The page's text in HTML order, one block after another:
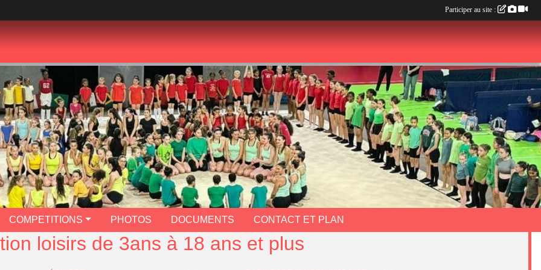
COMPETITIONS PHOTOS DOCUMENTS CONTACT ET PLAN
loisirs de 3ans à 18 ans et plus
Participer au site :